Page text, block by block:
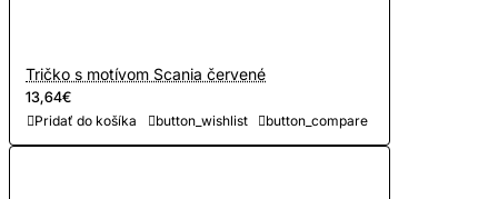
Tričko s motívom Scania červené
13,64€
Pridať do košíka button_wishlist button_compare